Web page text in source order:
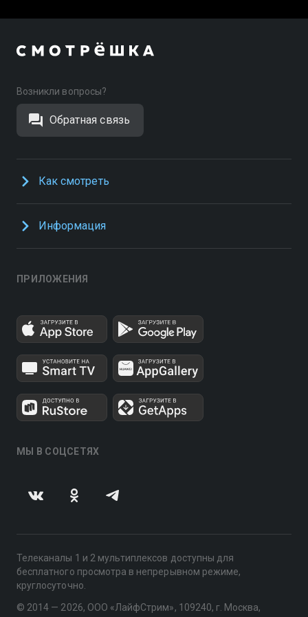
Возникли вопросы?
Обратная связь
Как смотреть
Информация
ПРИЛОЖЕНИЯ
МЫ В СОЦСЕТЯХ
Телеканалы 1 и 2 мультиплексов доступны для
бесплатного просмотра в непрерывном режиме,
круглосуточно.
© 2014 — 2026, ООО «ЛайфСтрим», 109240, г. Москва,